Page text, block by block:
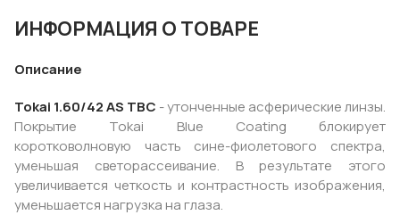
ИНФОРМАЦИЯ О ТОВАРЕ
Описание
Tokai 1.60/42 AS TBC - утонченные асферические линзы.
Покрытие Tokai Blue Coating блокирует
коротковолновую часть сине-фиолетового спектра,
уменьшая светорассеивание. В результате этого
увеличивается четкость и контрастность изображения,
уменьшается нагрузка на глаза.